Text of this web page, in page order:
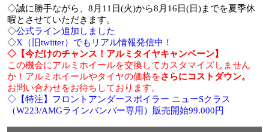
◇誠に勝手ながら、8月11日(火)から8月16日(日)までを夏季休
暇とさせていただきます。
◇公式ライン追加しました
◇X（旧twitter）でもリアル情報発信中！
◇【今だけのチャンス！アルミタイヤキャンペーン】
この機会にアルミホイールを交換してカスタマイズしません
か！アルミホイールやタイヤの価格をさらにコストダウン。
お問い合わせをお待ちしております。
◇【特注】フロントアンダースポイラー ニューSクラス
（W223/AMGラインバンパー専用）販売開始99.000円